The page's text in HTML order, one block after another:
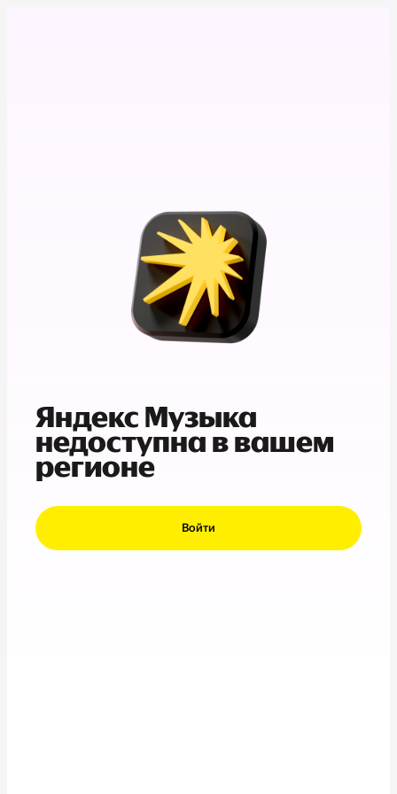
Яндекс Музыка
недоступна в вашем
регионе
Войти